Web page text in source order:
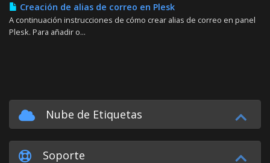
Creación de alias de correo en Plesk
A continuación instrucciones de cómo crear alias de correo en panel
Plesk. Para añadir o...
Nube de Etiquetas
Soporte